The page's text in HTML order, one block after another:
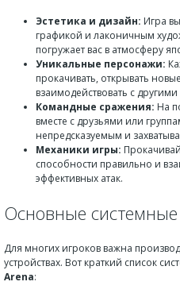
Эстетика и дизайн: Игра
графикой и лаконичным
погружает вас в атмосферу
Уникальные персонажи:
прокачивать, открывать
взаимодействовать с
Командные сражения: На
вместе с друзьями или
непредсказуемым и
Механики игры:
способности правильно и
эффективных атак.
Основные
Для многих игроков важна
устройствах. Вот краткий список
Arena: